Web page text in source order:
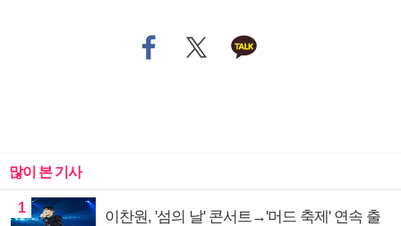
많이 본 기사
1
이찬원, '섬의 날' 콘서트→'머드 축제' 연속 출